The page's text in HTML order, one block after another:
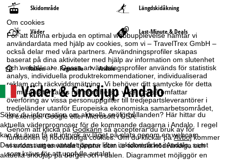
Om cookies
För att kunna erbjuda en optimal webbupplevelse hämtar vi
användardata med hjälp av cookies, som vi – TravelTrex GmbH –
också delar med våra partners. Användningsprofiler skapas
baserat på dina aktiviteter med hjälp av information om slutenhet
och webbläsare. Dessa användningsprofiler används för statistisk
analys, individuella produktrekommendationer, individualiserad
reklam och räckviddsmätning. Vi behöver ditt samtycke för detta
(som kan återkallas när som helst), vilket också omfattar
överföring av vissa personuppgifter till tredjepartsleverantörer i
tredjeländer utanför Europeiska ekonomiska samarbetsområdet,
till exempel Google eller Microsoft i USA.
Genom att klicka påGodkännså accepterar du bruk av för
funktionen ej nödvändiga cookies. Om du klickar påAvböjkommer
vi endast att använda tjänster som är tekniskt nödvändiga och
som krävs för att uppfylla avtalet.
Skidområde Längdskidåkning
Väder Last-Minute & Deals
S
t
a
r
t
Italien Paganella Andalo
Väder & Snödjup Andalo
Söker du information om aktuella snöförhållanden? Här hittar du
aktuella väderprognoser för de kommande dagarna i Andalo. I regel
kan du även få ett intryck av läget på plats genom en webcam.
Dessutom anges antalet öppna liftar i skidområdet i Andalo, samt
aktuella snödjup på berget och i dalen. Diagrammet möjliggör en